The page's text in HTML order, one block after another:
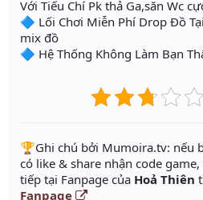
Với Tiếu Chí Pk thả Ga,săn Wc
🔷 Lối Chơi Miễn Phí Drop Đồ
mix đồ
🔷 Hệ Thống Không Làm Bạn
️🏆Ghi chú bởi Mumoira.tv: nếu
có like & share nhận code
tiếp tại Fanpage của Hoả Thiên
Fanpage